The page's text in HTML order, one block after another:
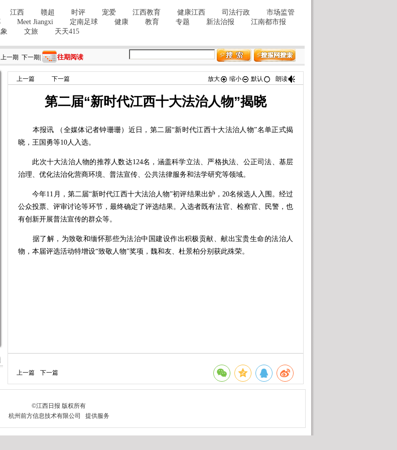
上一期 下一期 往期阅读
上一篇 下一篇 放大 缩小 默认 朗读
第二届“新时代江西十大法治人物”揭晓
本报讯 （全媒体记者钟珊珊）近日，第二届“新时代江西十大法治人物”名单正式揭
晓，王国勇等10人入选。
此次十大法治人物的推荐人数达124名，涵盖科学立法、严格执法、公正司法、基层
治理、优化法治化营商环境、普法宣传、公共法律服务和法学研究等领域。
今年11月，第二届“新时代江西十大法治人物”初评结果出炉，20名候选人入围。经过
公众投票、评审讨论等环节，最终确定了评选结果。入选者既有法官、检察官、民警，也
有创新开展普法宣传的群众等。
据了解，为致敬和缅怀那些为法治中国建设作出积极贡献、献出宝贵生命的法治人
物，本届评选活动特增设“致敬人物”奖项，魏和友、杜景柏分别获此殊荣。
上一篇 下一篇